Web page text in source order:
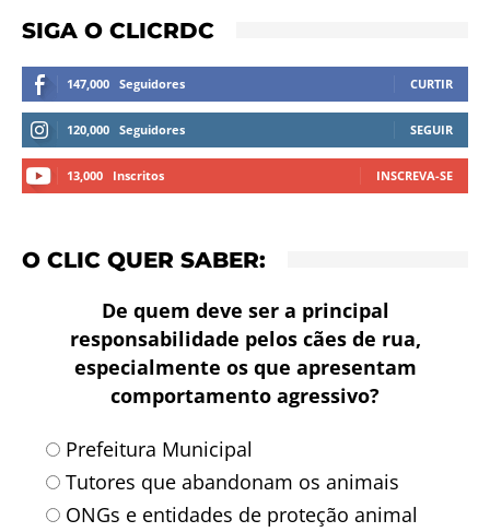
SIGA O CLICRDC
147,000 Seguidores CURTIR
120,000 Seguidores SEGUIR
13,000 Inscritos INSCREVA-SE
O CLIC QUER SABER:
De quem deve ser a principal
responsabilidade pelos cães de rua,
especialmente os que apresentam
comportamento agressivo?
Prefeitura Municipal
Tutores que abandonam os animais
ONGs e entidades de proteção animal